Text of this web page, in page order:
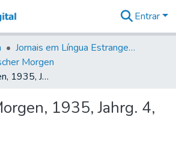
&
Coleções
Tudo na
Biblioteca
Estatísticas
Entrar
Jornais em Língua Estrangeira
Morgen
Deutscher Morgen, 1935, Jahrg. 4, nr. 30
1935, Jahrg. 4,